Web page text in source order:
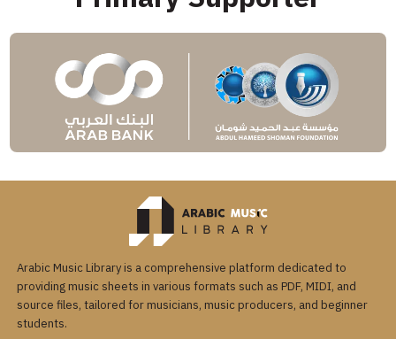
Arabic Music Library is a comprehensive platform dedicated to
providing music sheets in various formats such as PDF, MIDI, and
source files, tailored for musicians, music producers, and beginner
students.